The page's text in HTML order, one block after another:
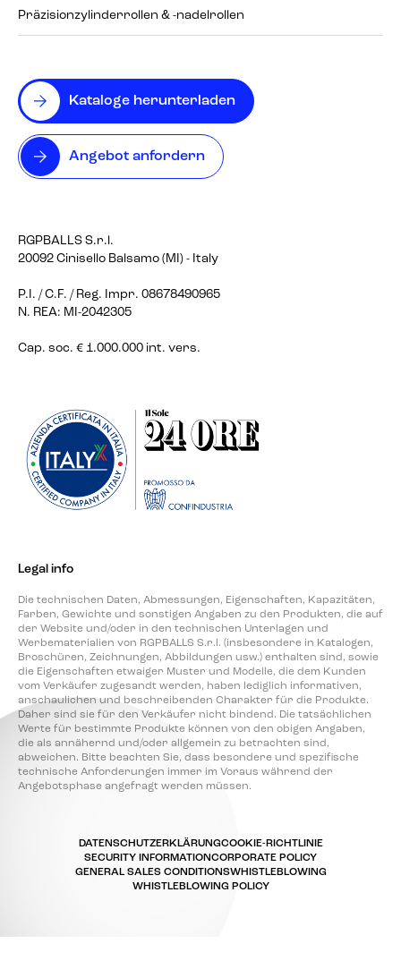
Kataloge herunterladen
Angebot anfordern
RGPBALLS S.r.l.
20092 Cinisello Balsamo (MI) - Italy
P.I. / C.F. / Reg. Impr. 08678490965
N. REA: MI-2042305
Cap. soc. € 1.000.000 int. vers.
Präzisionzylinderrollen & -nadelrollen
Legal info
Die technischen Daten, Abmessungen, Eigenschaften, Kapazitäten,
Farben, Gewichte und sonstigen Angaben zu den Produkten, die auf
der Website und/oder in den technischen Unterlagen und
Werbematerialien von RGPBALLS S.r.l. (insbesondere in Katalogen,
Broschüren, Zeichnungen, Abbildungen usw.) enthalten sind, sowie
die Eigenschaften etwaiger Muster und Modelle, die dem Kunden
vom Verkäufer zugesandt werden, haben lediglich informativen,
anschaulichen und beschreibenden Charakter für die Produkte.
Daher sind sie für den Verkäufer nicht bindend. Die tatsächlichen
Werte für bestimmte Produkte können von den obigen Angaben,
die als annähernd und/oder allgemein zu betrachten sind,
abweichen. Bitte beachten Sie, dass besondere und spezifische
technische Anforderungen immer im Voraus während der
Angebotsphase angefragt werden müssen.
DATENSCHUTZERKLÄRUNGCOOKIE-RICHTLINIE
SECURITY INFORMATIONCORPORATE POLICY
GENERAL SALES CONDITIONSWHISTLEBLOWING
WHISTLEBLOWING POLICY